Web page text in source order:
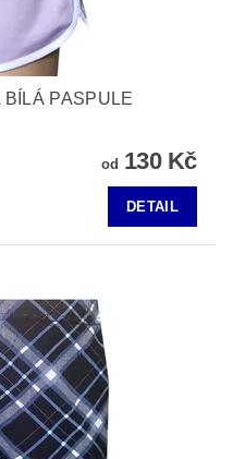
PASPULE
od 130 Kč
DETAIL